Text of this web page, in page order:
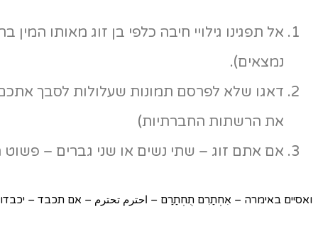
אל תפגינו גילויי חיבה כלפי בן זוג מאותו
נמצאים).
דאגו שלא לפרסם תמונות שעלולות לסבך
את הרשתות החברתיות)
אם אתם זוג – שתי נשים או שני גברים – פשוט
ואסיים באימרה – אִחְתַרִם תֻחְתַרַם – احترم تحترم – אם תכבד –